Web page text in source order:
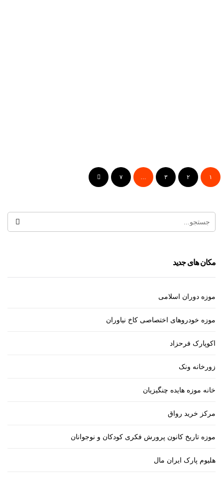
عمارت سرهنگ ایرج
۱ ۲ ۳ … ۷
مکان های جدید
موزه دوران اسلامی
موزه خودروهای اختصاصی کاخ نیاوران
اکوپارک فرحزاد
زورخانه ونک
خانه موزه هایده چنگیزیان
مرکز خرید رواق
موزه تاریخ کانون پرورش فکری کودکان و نوجوانان
هلیوم پارک ایران مال